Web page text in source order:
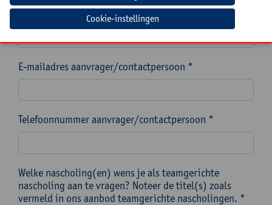
Naam en voornaam aanvrager/contactpersoon *
E-mailadres aanvrager/contactpersoon *
Telefoonnummer aanvrager/contactpersoon *
Welke nascholing(en) wens je als teamgerichte
nascholing aan te vragen? Noteer de titel(s) zoals
vermeld in ons aanbod teamgerichte nascholingen. *
Cookie-instellingen